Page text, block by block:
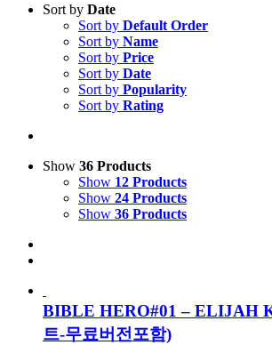
Sort by Date
Sort by Default Order
Sort by Name
Sort by Price
Sort by Date
Sort by Popularity
Sort by Rating
Show 36 Products
Show 12 Products
Show 24 Products
Show 36 Products
BIBLE HERO#01 – ELIJAH
트-무료버전포함)